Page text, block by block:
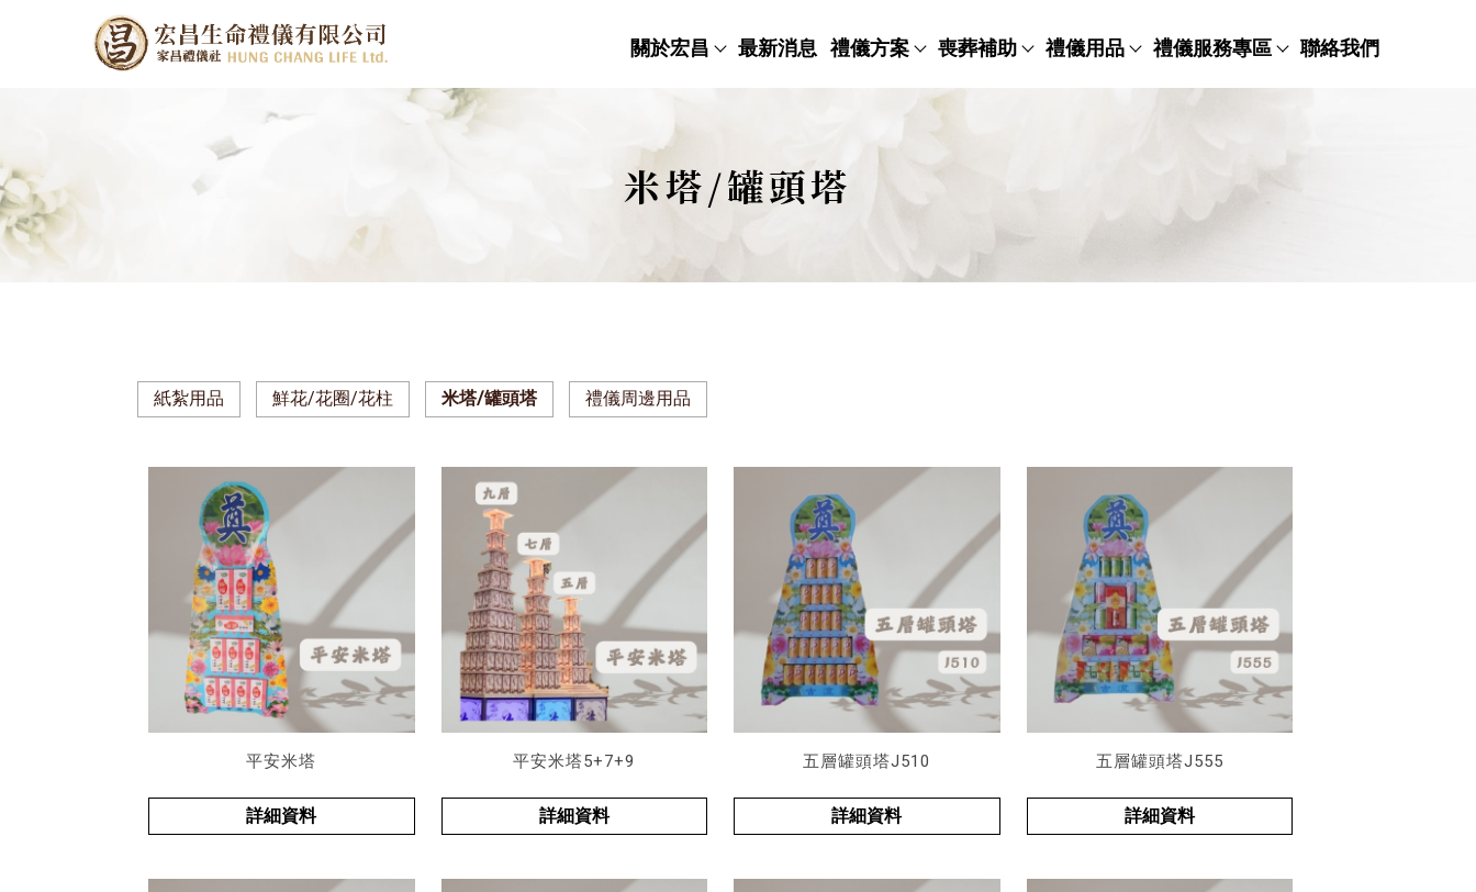
關於宏昌 最新消息 禮儀方案 喪葬補助 禮儀用品 禮儀服務專區 聯絡我們
米塔/罐頭塔
紙紮用品 鮮花/花圈/花柱 米塔/罐頭塔 禮儀周邊用品
平安米塔
詳細資料
平安米塔5+7+9
詳細資料
五層罐頭塔J510
詳細資料
五層罐頭塔J555
詳細資料